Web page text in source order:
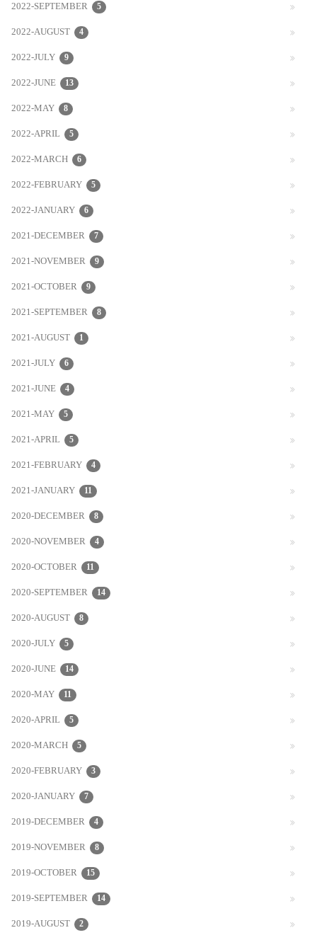
2022-SEPTEMBER 5
2022-AUGUST 4
2022-JULY 9
2022-JUNE 13
2022-MAY 8
2022-APRIL 5
2022-MARCH 6
2022-FEBRUARY 5
2022-JANUARY 6
2021-DECEMBER 7
2021-NOVEMBER 9
2021-OCTOBER 9
2021-SEPTEMBER 8
2021-AUGUST 1
2021-JULY 6
2021-JUNE 4
2021-MAY 5
2021-APRIL 5
2021-FEBRUARY 4
2021-JANUARY 11
2020-DECEMBER 8
2020-NOVEMBER 4
2020-OCTOBER 11
2020-SEPTEMBER 14
2020-AUGUST 8
2020-JULY 5
2020-JUNE 14
2020-MAY 11
2020-APRIL 5
2020-MARCH 5
2020-FEBRUARY 3
2020-JANUARY 7
2019-DECEMBER 4
2019-NOVEMBER 8
2019-OCTOBER 15
2019-SEPTEMBER 14
2019-AUGUST 2